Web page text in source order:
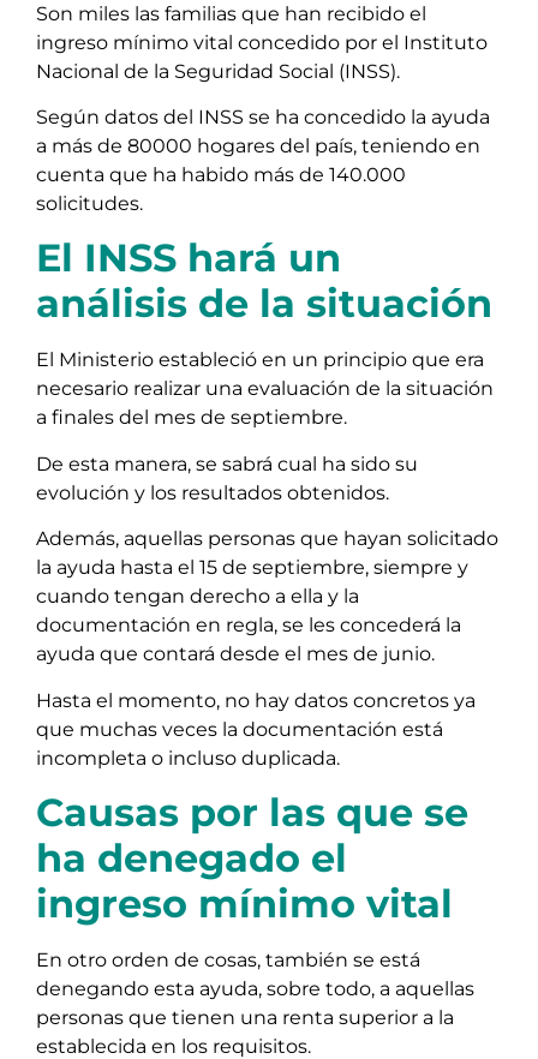
Son miles las familias que han recibido el
ingreso mínimo vital concedido por el Instituto
Nacional de la Seguridad Social (INSS).
Según datos del INSS se ha concedido la ayuda
a más de 80000 hogares del país, teniendo en
cuenta que ha habido más de 140.000
solicitudes.
El INSS hará un
análisis de la situación
El Ministerio estableció en un principio que era
necesario realizar una evaluación de la situación
a finales del mes de septiembre.
De esta manera, se sabrá cual ha sido su
evolución y los resultados obtenidos.
Además, aquellas personas que hayan solicitado
la ayuda hasta el 15 de septiembre, siempre y
cuando tengan derecho a ella y la
documentación en regla, se les concederá la
ayuda que contará desde el mes de junio.
Hasta el momento, no hay datos concretos ya
que muchas veces la documentación está
incompleta o incluso duplicada.
Causas por las que se
ha denegado el
ingreso mínimo vital
En otro orden de cosas, también se está
denegando esta ayuda, sobre todo, a aquellas
personas que tienen una renta superior a la
establecida en los requisitos.